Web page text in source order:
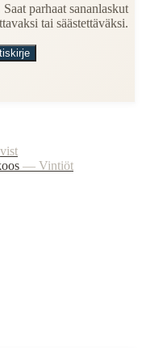
parhaat sananlaskut
tai säästettäväksi.
— Vintiöt